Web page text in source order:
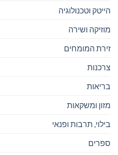
הייטק וטכנולוגיה
מוזיקה ושירה
זירת המומחים
צרכנות
בריאות
מזון ומשקאות
בילוי, תרבות ופנאי
ספרים